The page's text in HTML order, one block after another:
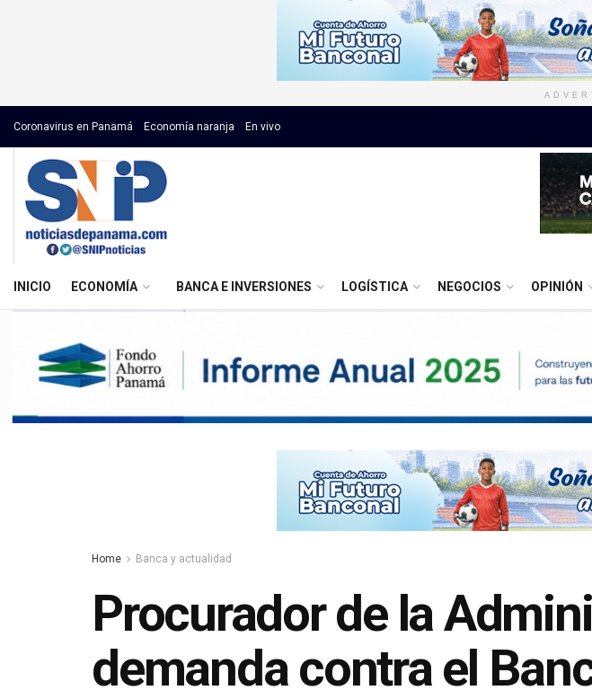
Coronavirus en Panamá Economía naranja En vivo
INICIO ECONOMÍA BANCA E INVERSIONES LOGÍSTICA NEGOCIOS OPINIÓN
Home Banca y actualidad
Procurador de la
demanda contra el